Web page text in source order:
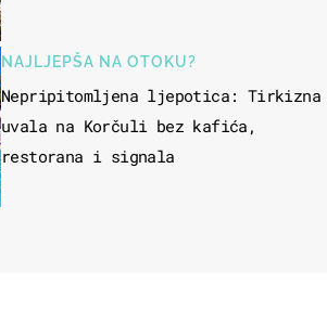
NAJLJEPŠA NA OTOKU?
Nepripitomljena ljepotica: Tirkizna
uvala na Korčuli bez kafića,
restorana i signala